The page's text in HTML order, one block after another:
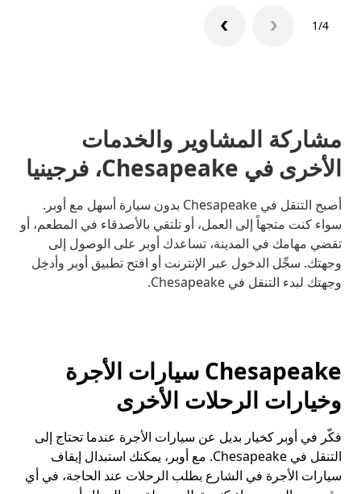
1/4
مشاركة المشاوير والخدمات
الأخرى في Chesapeake، فرجينيا
أصبح التنقل في Chesapeake بدون سيارة أسهل مع أوبر.
سواء كنت متجهاً إلى العمل، أو تلتقي بالأصدقاء في المطعم، أو
تقضي مهامك في المدينة، تساعدك أوبر على الوصول إلى
وجهتك. سجِّل الدخول عبر الإنترنت أو افتح تطبيق أوبر وأدخِل
وجهتك لبدء التنقل في Chesapeake.
Chesapeake سيارات الأجرة
وخيارات الرحلات الأخرى
فكّر في أوبر كخيار بديل عن سيارات الأجرة عندما تحتاج إلى
التنقل في Chesapeake. مع أوبر، يمكنك استبدال إيقاف
سيارات الأجرة في الشارع بطلب الرحلات عند الحاجة، في أي